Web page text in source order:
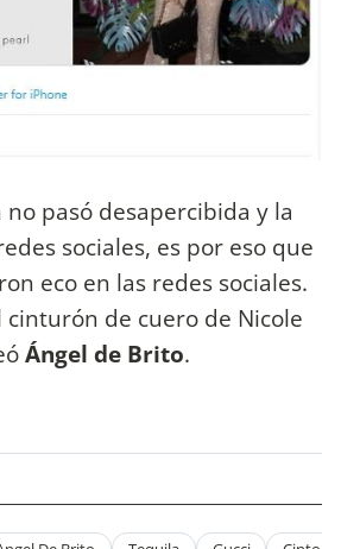
pasó desapercibida y la
sociales, es por eso que
eco en las redes sociales.
cinturón de cuero de Nicole
Ángel de Brito.